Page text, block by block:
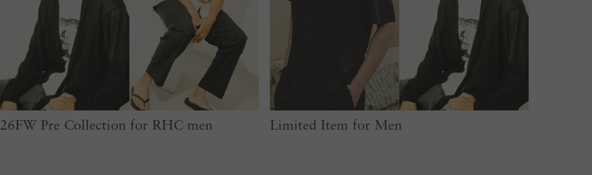
26FW Pre Collection for RHC men Limited Item for Men